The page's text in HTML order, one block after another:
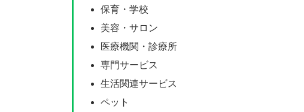
保育・学校
美容・サロン
医療機関・診療所
専門サービス
生活関連サービス
ペット